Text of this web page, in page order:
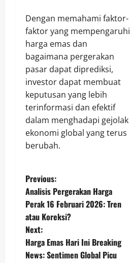
Dengan memahami faktor-
faktor yang mempengaruhi
harga emas dan
bagaimana pergerakan
pasar dapat diprediksi,
investor dapat membuat
keputusan yang lebih
terinformasi dan efektif
dalam menghadapi gejolak
ekonomi global yang terus
berubah.
P
o
s
t
Previous:
Analisis Pergerakan Harga
Perak 16 Februari 2026: Tren
atau Koreksi?
Next:
Harga Emas Hari Ini Breaking
News: Sentimen Global Picu